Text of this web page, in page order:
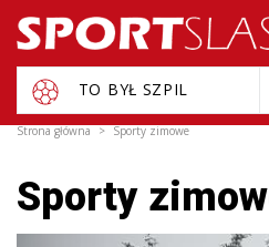
TO BYŁ SZPIL
Strona główna Sporty zimowe
Sporty